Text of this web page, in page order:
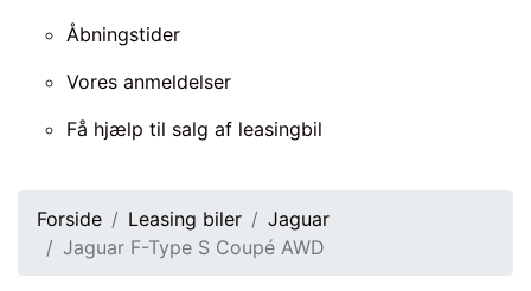
Åbningstider
Vores anmeldelser
Få hjælp til salg af leasingbil
Forside Leasing biler
Jaguar
Jaguar F-Type S Coupé AWD